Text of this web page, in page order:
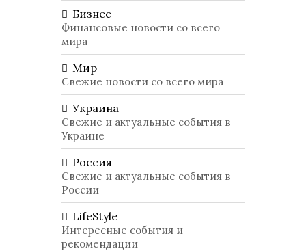
Бизнес
Финансовые новости со всего
мира
Мир
Свежие новости со всего мира
Украина
Свежие и актуальные события в
Украине
Россия
Свежие и актуальные события в
России
LifeStyle
Интересные события и
рекомендации